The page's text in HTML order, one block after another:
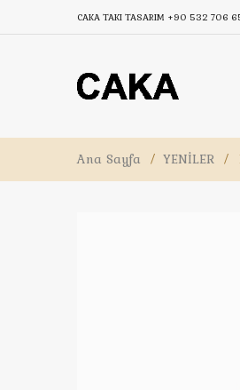
CAKA TAKI TASARIM +90 532 706
Ana Sayfa / YENİLER /